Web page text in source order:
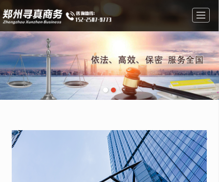
经营范围
新闻资讯 在线留言 联系方式 地图导航